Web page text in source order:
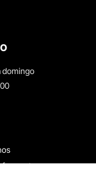
domingo
frecuentes